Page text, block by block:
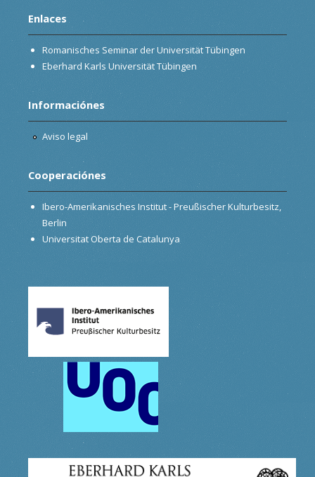
Enlaces
Romanisches Seminar der Universität Tübingen
Eberhard Karls Universität Tübingen
Informaciónes
Aviso legal
Cooperaciónes
Ibero-Amerikanisches Institut - Preußischer Kulturbesitz,
Berlin
Universitat Oberta de Catalunya